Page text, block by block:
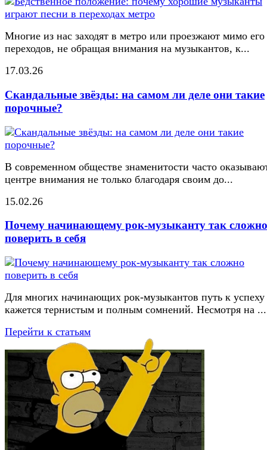
Многие из нас заходят в метро или проезжают мимо его
переходов, не обращая внимания на музыкантов, к...
17.03.26
Скандальные звёзды: на самом ли деле они такие
порочные?
В современном обществе знаменитости часто
центре внимания не только благодаря своим до...
15.02.26
Почему начинающему рок-музыканту так сложно
поверить в себя
Для многих начинающих рок-музыкантов путь к успеху
кажется тернистым и полным сомнений. Несмотря на ...
Перейти к статьям